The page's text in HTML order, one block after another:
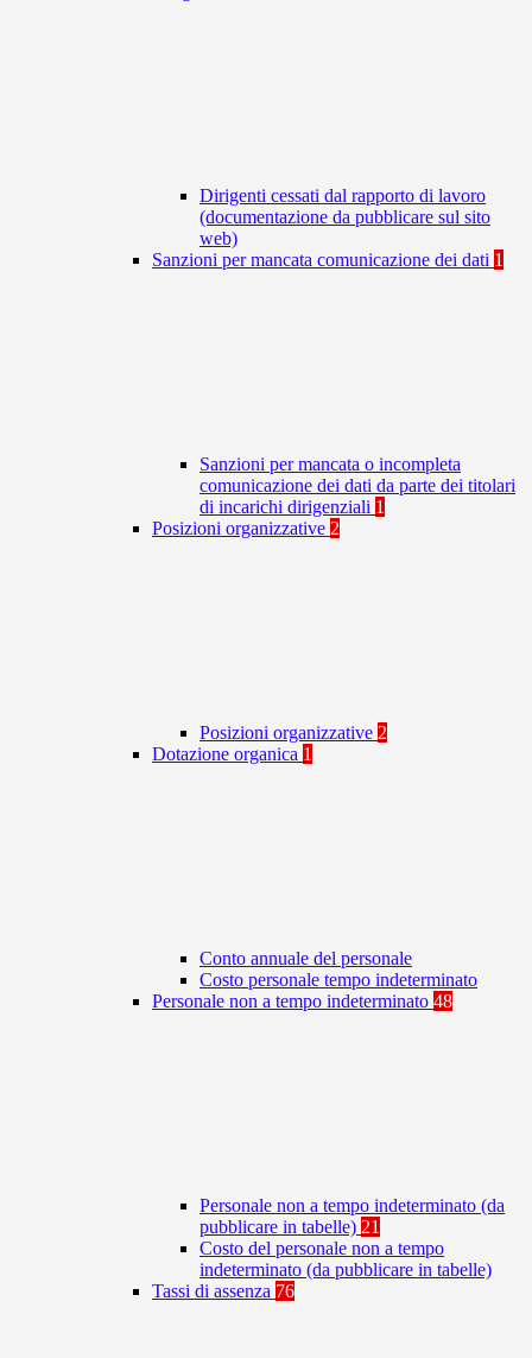
Dirigenti cessati dal rapporto di lavoro
(documentazione da pubblicare sul sito
web)
Sanzioni per mancata comunicazione dei dati 1
Sanzioni per mancata o incompleta
comunicazione dei dati da parte dei titolari
di incarichi dirigenziali 1
Posizioni organizzative 2
Posizioni organizzative 2
Dotazione organica 1
Conto annuale del personale
Costo personale tempo indeterminato
Personale non a tempo indeterminato 48
Personale non a tempo indeterminato (da
pubblicare in tabelle) 21
Costo del personale non a tempo
indeterminato (da pubblicare in tabelle)
Tassi di assenza 76